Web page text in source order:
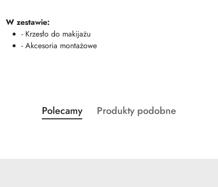
W zestawie:
- Krzesło do makijażu
- Akcesoria montażowe
Pomiń karuzelę produktów
Produkty
o
Polecamy
Produkty
Produkty podobne